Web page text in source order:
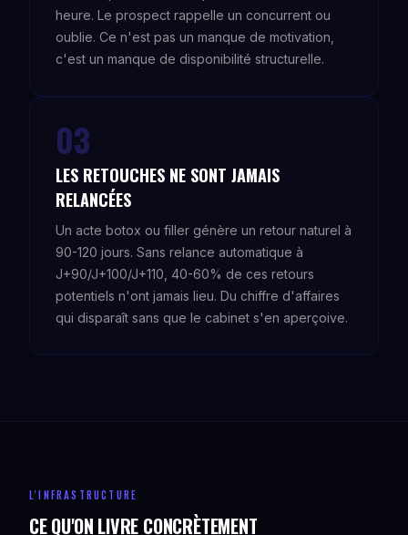
heure. Le prospect rappelle un concurrent ou
oublie. Ce n'est pas un manque de motivation,
c'est un manque de disponibilité structurelle.
03
LES RETOUCHES NE SONT JAMAIS
RELANCÉES
Un acte botox ou filler génère un retour naturel à
90-120 jours. Sans relance automatique à
J+90/J+100/J+110, 40-60% de ces retours
potentiels n'ont jamais lieu. Du chiffre d'affaires
qui disparaît sans que le cabinet s'en aperçoive.
L'INFRASTRUCTURE
CE QU'ON LIVRE CONCRÈTEMENT